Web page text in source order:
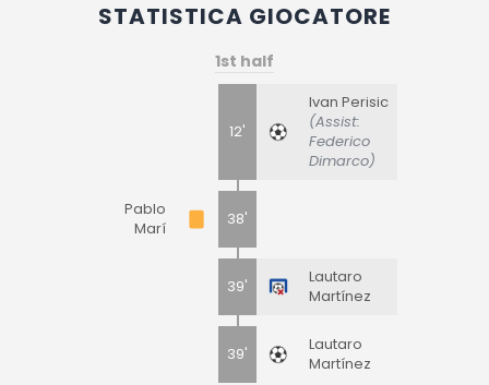
STATISTICA GIOCATORE
1st half
12'
Ivan Perisic
(Assist:
Federico
Dimarco)
Pablo
Marí
38'
39'
Lautaro
Martínez
39'
Lautaro
Martínez